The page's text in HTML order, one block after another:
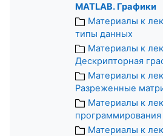
MATLAB. Графики
Материалы к
типы данных
Материалы к
Дескрипторная
Материалы к
Разреженные
Материалы к
программирования
Материалы к